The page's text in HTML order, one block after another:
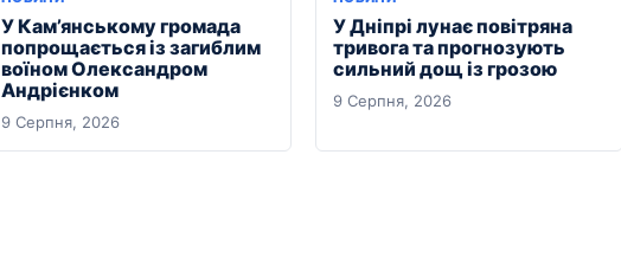
У Кам’янському громада
попрощається із загиблим
воїном Олександром
Андрієнком
9 Серпня, 2026
У Дніпрі лунає повітряна
тривога та прогнозують
сильний дощ із грозою
9 Серпня, 2026